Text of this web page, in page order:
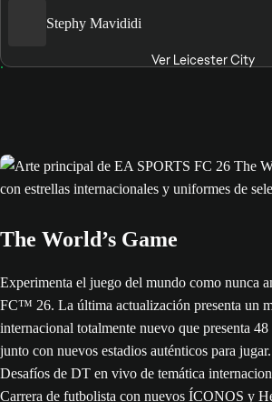
Stephy Mavididi
Ver Leicester City
The World’s Game
Experimenta el juego del mundo como nunca
FC™ 26. La última actualización presenta un
internacional totalmente nuevo que presenta 48
junto con nuevos estadios auténticos para
Desafíos de DT en vivo de temática
Carrera de futbolista con nuevos ÍCONOS y